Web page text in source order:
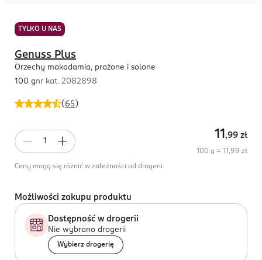
TYLKO U NAS
( 65 )
Genuss Plus
Orzechy makadamia, prażone i solone
100 gnr kat. 2082898
11 ,99 zł
100 g = 11,99 zł
Ceny mogą się różnić w zależności od drogerii.
Możliwości zakupu produktu
Dostępność w drogerii
Nie wybrano drogerii
Wybierz drogerię